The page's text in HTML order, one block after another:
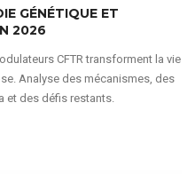
GÉNÉTIQUE ET
2026
CFTR transforment la vie
Analyse des mécanismes, des
et des défis restants.